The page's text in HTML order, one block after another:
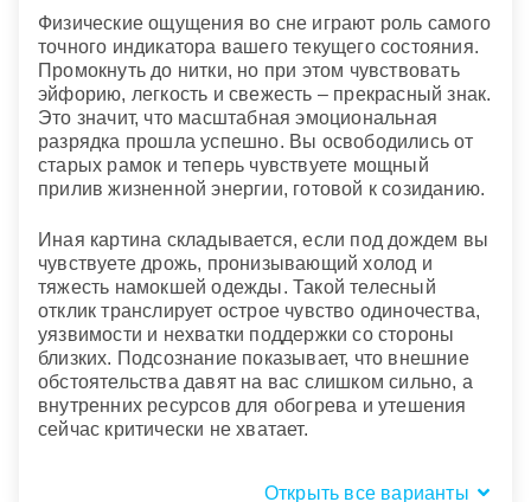
Физические ощущения во сне играют роль самого
точного индикатора вашего текущего состояния.
Промокнуть до нитки, но при этом чувствовать
эйфорию, легкость и свежесть – прекрасный знак.
Это значит, что масштабная эмоциональная
разрядка прошла успешно. Вы освободились от
старых рамок и теперь чувствуете мощный
прилив жизненной энергии, готовой к созиданию.
Иная картина складывается, если под дождем вы
чувствуете дрожь, пронизывающий холод и
тяжесть намокшей одежды. Такой телесный
отклик транслирует острое чувство одиночества,
уязвимости и нехватки поддержки со стороны
близких. Подсознание показывает, что внешние
обстоятельства давят на вас слишком сильно, а
внутренних ресурсов для обогрева и утешения
сейчас критически не хватает.
Открыть все варианты